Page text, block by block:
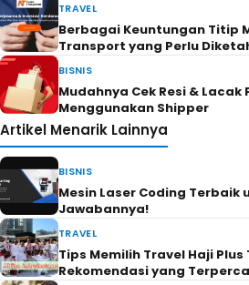
TRAVEL
Berbagai Keuntungan Titip
Transport yang Perlu
BISNIS
Mudahnya Cek Resi &
Menggunakan Shipper
Artikel Menarik Lainnya
BISNIS
Mesin Laser Coding Terbaik
Jawabannya!
TRAVEL
Tips Memilih Travel Haji
Rekomendasi yang